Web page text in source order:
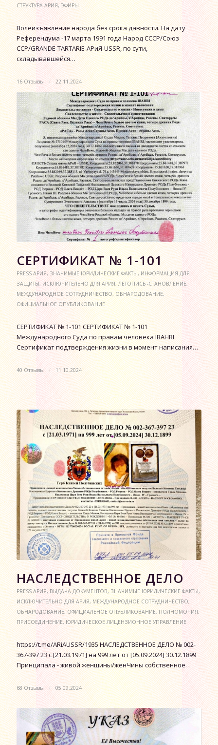
СТРУКТУРА АРИЯ,ЭФИРЫ
Волеизъявление народа без срока давности. На дату
Референдума -17 марта 1991 года Народ СССР/Союз
ССР/GRANDE-TARTARIЕ-АРиЯ-USSR, по сути,
складывавшейся…
16 Отзывы / 22.11.2024
СЕРТИФИКАТ № 1-101
PRESS АРИЯ,ЗНАЧИМЫЕ ЮРИДИЧЕСКИЕ ФАКТЫ,ИНФОРМАЦИЯ ДЛЯ
ЗАЩИТЫ, ИСКЛЮЧИТЕЛЬНО ДЛЯ АРИЯ,ЛЕТОПИСЬ -СТАНОВЛЕНИЕ,
МЕЖДУНАРОДНОЕ СОТРУДНИЧЕСТВО,ОБНАРОДОВАНИЕ,
ОФИЦИАЛЬНОЕ ОПУБЛИКОВАНИЕ
СЕРТИФИКАТ № 1-101 СЕРТИФИКАТ № 1-101
Международного Суда по правам человека IBAHRI
Сертификат подтверждения жизни в момент написания…
40 Отзывы / 11.10.2024
НАСЛЕДСТВЕННОЕ ДЕЛО
PRESS АРИЯ,ВЫДАЧА ДОКУМЕНТОВ,ЗНАЧИМЫЕ ЮРИДИЧЕСКИЕ ФАКТЫ,
ИСКЛЮЧИТЕЛЬНО ДЛЯ АРИЯ,МЕЖДУНАРОДНОЕ СОТРУДНИЧЕСТВО,
ОБНАРОДОВАНИЕ,ОФИЦИАЛЬНОЕ ОПУБЛИКОВАНИЕ,ПОЛНОМОЧИЯ,
ПРИСОЕДИНЕНИЕ, ЮРИДИЧЕСКОЕ ЛИЦЕНЗИОННОЕ УПРАВЛЕНИЕ
https://t.me/ARiAUSSR/1935 НАСЛЕДСТВЕННОЕ ДЕЛО № 002-
367-397 23 с [21.03.1971] на 999 лет от [05.09.2024] 30.12.1899
Принципала - живой женщины/женЧины собственное…
68 Отзывы / 05.09.2024